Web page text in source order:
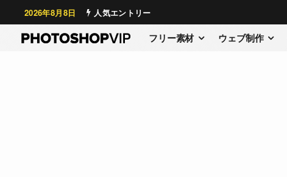
2026年8月8日 人気エントリー
フリー素材 ウェブ制作